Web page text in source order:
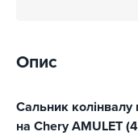
Опис
Сальник колінвалу
на Chery AMULET